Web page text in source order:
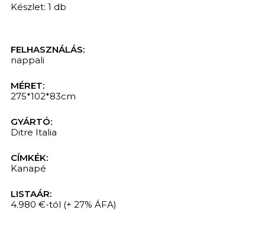
Készlet: 1 db
FELHASZNÁLÁS:
nappali
MÉRET:
275*102*83cm
GYÁRTÓ:
Ditre Italia
CÍMKÉK:
Kanapé
LISTAÁR:
4.980 €-tól (+ 27% ÁFA)